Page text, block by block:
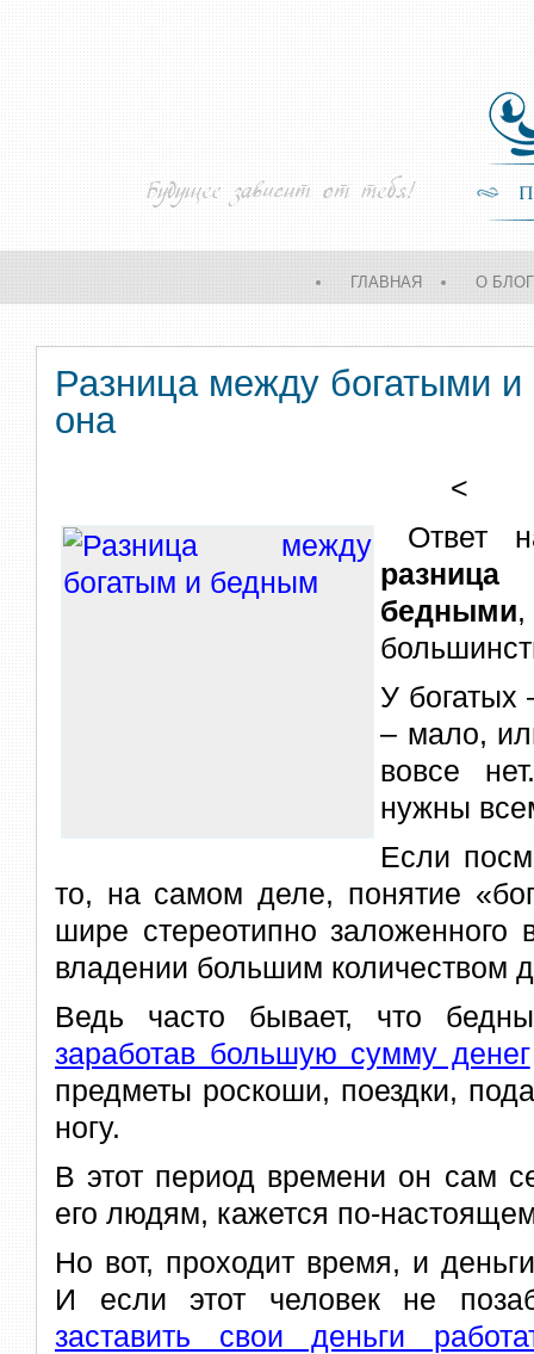
ГЛАВНАЯ О
Разница между богатыми
она
<
Ответ
бедными
У богатых
– мало,
вовсе
нужны
Если
то, на самом деле, понятие
шире стереотипно
владении большим количеством
Ведь часто бывает, что
заработав большую сумму денег
предметы роскоши, поездки,
ногу.
В этот период времени он сам
его людям, кажется по-
Но вот, проходит время, и
И если этот человек не
заставить свои деньги